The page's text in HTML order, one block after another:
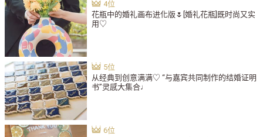
花瓶中的婚礼画布进化版🌷[婚礼花瓶]既时尚又实
用♡
从经典到创意满满♡ “与嘉宾共同制作的结婚证明
书”灵感大集合♩